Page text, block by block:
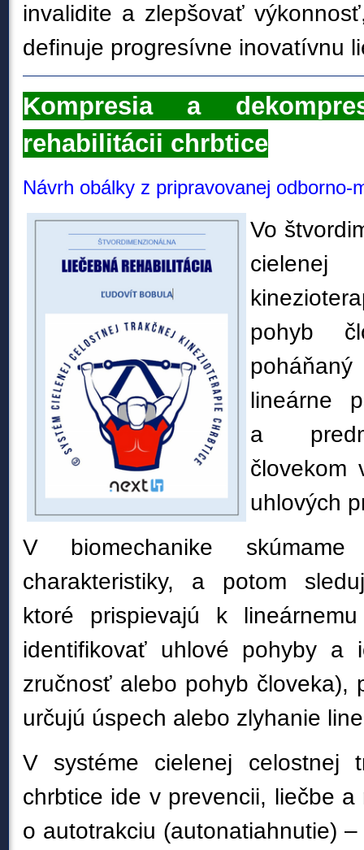
invalidite a zlepšovať
definuje progresívne inovatívnu
Kompresia a
rehabilitácii chrbtice
Návrh obálky z pripravovanej odborno-
Vo
cielenej
pohyb
lineárne
a
človekom
uhlových
V biomechanike
charakteristiky, a potom
ktoré prispievajú k
identifikovať uhlové pohyby a
zručnosť alebo pohyb človeka),
určujú úspech alebo zlyhanie
V systéme cielenej celostnej
chrbtice ide v prevencii, liečbe
o autotrakciu (autonatiahnutie)